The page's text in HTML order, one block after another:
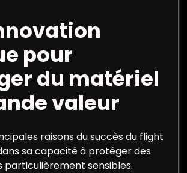
pour
du matériel
valeur
raisons du succès du flight
sa capacité à protéger des
particulièrement sensibles.